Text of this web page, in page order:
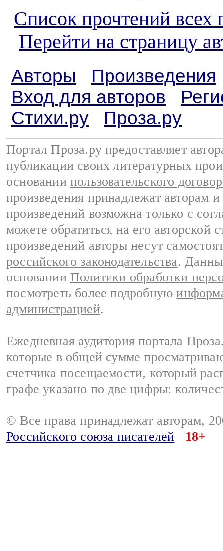
Список прочтений всех
Перейти на страницу
Авторы
Произведения
Вход для авторов
Стихи.ру
Проза.ру
Портал Проза.ру предоставляет
публикации своих литературных
основании пользовательского
произведения принадлежат авторам
произведений возможна только с
можете обратиться на его авторской
произведений авторы несут
российского законодательства.
основании Политики обработки
посмотреть более подробную
администрацией.
Ежедневная аудитория портала
которые в общей сумме
счетчика посещаемости, который
графе указано по две цифры:
© Все права принадлежат авторам,
Российского союза писателей
18+